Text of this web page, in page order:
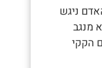
ניגש
מנגב
הקקי